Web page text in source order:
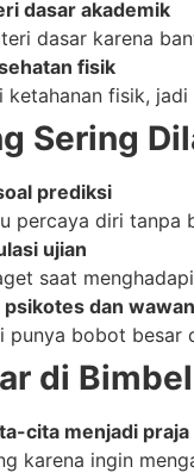
dasar akademik
dasar karena
fisik
ketahanan fisik,
Sering
prediksi
percaya diri tanpa
ujian
saat
dan
punya bobot besar
di
cita menjadi praja
karena ingin